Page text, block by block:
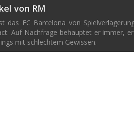
von RM
das FC Barcelona von
Auf Nachfrage behauptet er immer,
mit schlechtem Gewissen.